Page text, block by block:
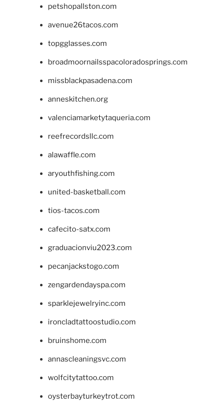
petshopallston.com
avenue26tacos.com
topgglasses.com
broadmoornailsspacoloradosprings.com
missblackpasadena.com
anneskitchen.org
valenciamarketytaqueria.com
reefrecordsllc.com
alawaffle.com
aryouthfishing.com
united-basketball.com
tios-tacos.com
cafecito-satx.com
graduacionviu2023.com
pecanjackstogo.com
zengardendayspa.com
sparklejewelryinc.com
ironcladtattoostudio.com
bruinshome.com
annascleaningsvc.com
wolfcitytattoo.com
oysterbayturkeytrot.com